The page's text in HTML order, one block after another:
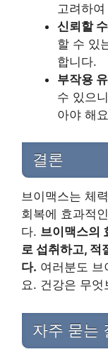
고려하
신뢰할
할 수 있
합니다.
부작용
수 있으
아야 해
결론
브이맥스는 체
회복에 효과적
다. 브이맥스의
로 섭취하고, 적
다. 여러분도 브
요. 건강은 무엇
자주 묻는